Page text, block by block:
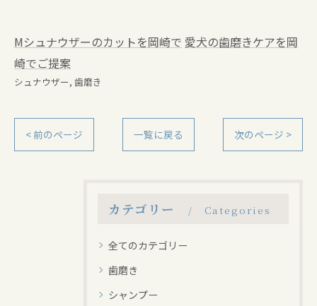
Mシュナウザーのカットを岡崎で 愛犬の歯磨きケアを岡
崎でご提案
シュナウザー 歯磨き
< 前のページ 一覧に戻る 次のページ >
カテゴリー Categories
全てのカテゴリー
歯磨き
シャンプー